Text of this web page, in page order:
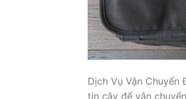
Dịch Vụ Vận
tin cậy để vận